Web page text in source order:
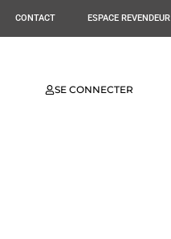
CONTACT ESPACE REVENDEUR
SE CONNECTER